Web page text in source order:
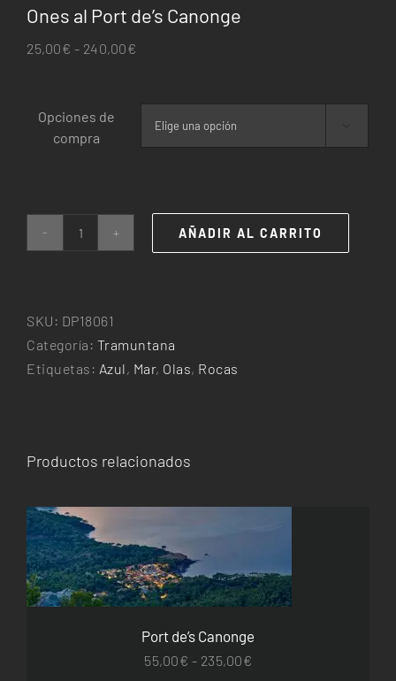
Ones al Port de’s Canonge
25,00€ - 240,00€
desde
25,00€
Opciones de
compra
Ones
de's
Canonge
cantidad
AÑADIR AL CARRITO
SKU: DP18061
Categoría: Tramuntana
Etiquetas: Azul, Mar, Olas, Rocas
Productos relacionados
SELECCIONAR OPCIONESESTE
PRODUCTO
TIENE
MÚLTIPLES
LAS
OPCIONES
/
Port de’s Canonge
55,00€ - 235,00€